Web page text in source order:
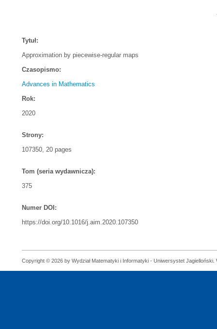
Tytuł:
Approximation by piecewise-regular maps
Czasopismo:
Advances in Mathematics
Rok:
2020
Strony:
107350, 20 pages
Tom (seria wydawnicza):
375
Numer DOI:
https://doi.org/10.1016/j.aim.2020.107350
Copyright © 2026 by Wydział Matematyki i Informatyki - Uniwersystet